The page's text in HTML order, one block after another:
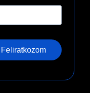
Feliratkozom